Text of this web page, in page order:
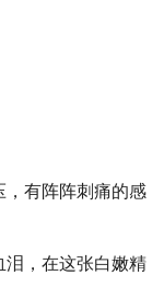
，有阵阵刺痛的感
泪，在这张白嫩精